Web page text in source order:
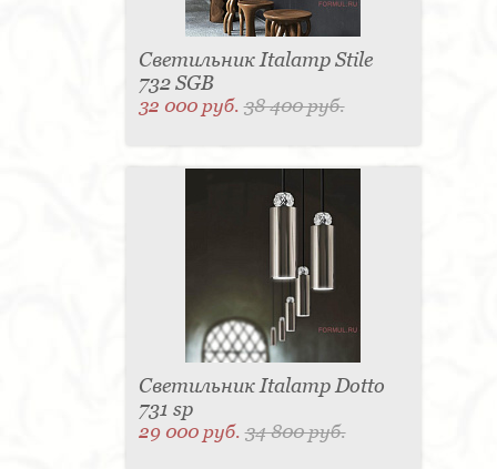
Светильник Italamp Stile
732 SGB
32 000 руб.38 400 руб.
Светильник Italamp Dotto
731 sp
29 000 руб.34 800 руб.